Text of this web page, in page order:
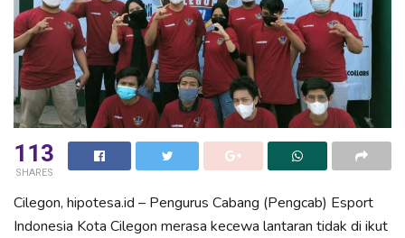
113
SHARES
Cilegon, hipotesa.id – Pengurus Cabang (Pengcab) Esport
Indonesia Kota Cilegon merasa kecewa lantaran tidak di ikut